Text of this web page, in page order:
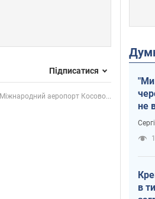
Підписатися
Міжнародний аеропорт Косово...
"Ми
не
в